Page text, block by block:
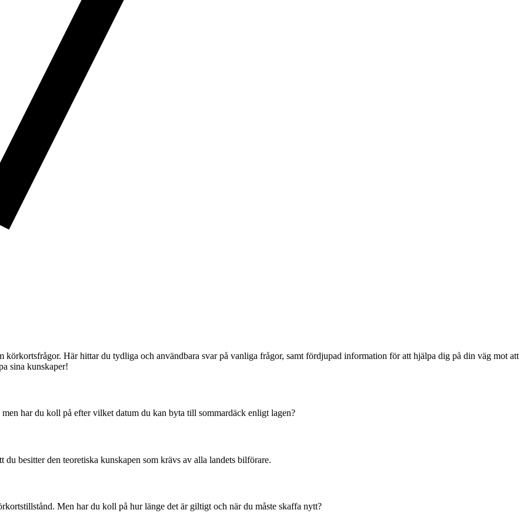
Här hittar du tydliga och användbara svar på vanliga frågor, samt fördjupad information för att hjälpa dig på din väg mot att
sina kunskaper!
har du koll på efter vilket datum du kan byta till sommardäck enligt lagen?
besitter den teoretiska kunskapen som krävs av alla landets bilförare.
Men har du koll på hur länge det är giltigt och när du måste skaffa nytt?